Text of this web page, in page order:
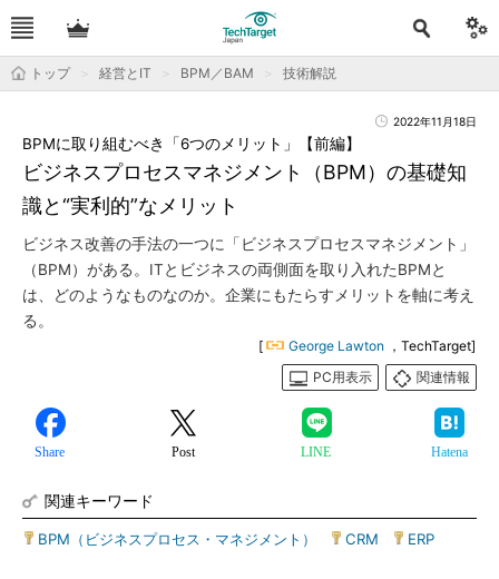
トップ 経営とIT BPM／BAM 技術解説
2022年11月18日
ビジネスプロセスマネジメント（BPM）の基礎知
識と“実利的”なメリット
BPMに取り組むべき「6つのメリット」【前編】
ビジネス改善の手法の一つに「ビジネスプロセスマネジメント」
（BPM）がある。ITとビジネスの両側面を取り入れたBPMと
は、どのようなものなのか。企業にもたらすメリットを軸に考え
る。
[ George Lawton ，TechTarget]
PC用表示
関連情報
Share Post LINE Hatena
関連キーワード
BPM（ビジネスプロセス・マネジメント） CRM ERP